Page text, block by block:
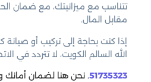
تتناسب مع ميزانيتك، مع ضمان
مقابل المال.
إذا كنت بحاجة إلى تركيب أو صيانة
الله السالم الكويت، لا تتردد في
51735323. نحن هنا لضمان أمانك